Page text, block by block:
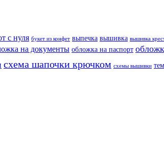
с нуля букет из конфет выпечка вышивка вышивка
на документы обложка на паспорт
схема шапочки крючком схемы вышивки